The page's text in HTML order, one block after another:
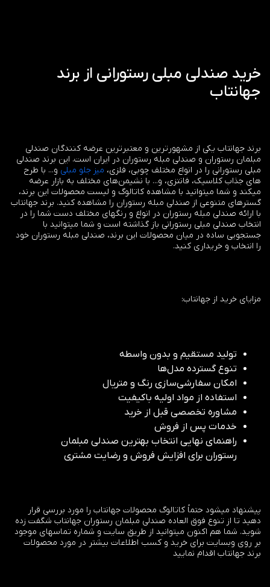
خرید صندلی مبلی رستورانی از برند
جهانتاب
برند جهانتاب یکی از مشهورترین و معتبرترین عرضه کنندگان صندلی
مبلمان رستوران و صندلی مبله رستوران در ایران است. این برند صندلی
مبلی رستورانی را در انواع مختلف چوبی، فلزی، میز جلو مبلی و... با طرح
های جذاب کلاسیک، فانتزی، و... با نشیمن‌های مختلف به بازار عرضه
میکند و شما میتوانید با مشاهده کاتالوگ و لیست محصولات این برند،
گسترهای متنوعی از صندلی مبله رستوران را مشاهده کنید. برند جهانتاب
با ارائه صندلی مبله رستوران در انواع و رنگهای مختلف دست شما را در
انتخاب صندلی مبلی رستورانی باز گذاشته است و شما میتوانید با
جستجویی ساده در میان محصولات این برند، صندلی مبله رستوران خود
را انتخاب و خریداری کنید.
مزایای خرید از جهانتاب:
تولید مستقیم و بدون واسطه
تنوع گسترده مدل‌ها
امکان سفارشی‌سازی رنگ و متریال
استفاده از مواد اولیه باکیفیت
مشاوره تخصصی قبل از خرید
خدمات پس از فروش
راهنمای نهایی انتخاب بهترین صندلی مبلمان
رستوران برای افزایش فروش و رضایت مشتری
پیشنهاد میشود حتماً کاتالوگ محصولات جهانتاب را مورد بررسی قرار
دهید تا از تنوع فوق العاده صندلی مبلمان رستوران جهانتاب شگفت زده
شوید. شما هم اکنون میتوانید از طریق سایت و شماره تماسهای موجود
بر روی وبسایت برای خرید و کسب اطلاعات بیشتر در مورد محصولات
برند جهانتاب اقدام نمایید